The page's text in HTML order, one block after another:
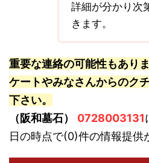
詳細が分かり次
きます。
重要な連絡の可能性もあり
ケートやみなさんからのク
下さい。
（阪和墓石）
0728003131
日の時点で(0)件の情報提供